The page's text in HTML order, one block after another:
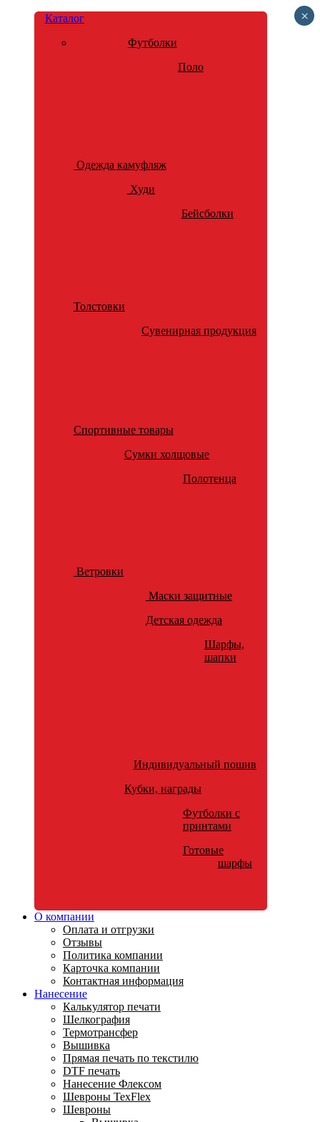
Каталог
Футболки
Поло
Одежда камуфляж
Худи
Бейсболки
Толстовки
Сувенирная продукция
Спортивные товары
Сумки холщовые
Полотенца
Ветровки
Маски защитные
Детская одежда
Шарфы,
шапки
Индивидуальный пошив
Кубки, награды
Футболки с
принтами
Готовые
шарфы
О компании
Оплата и отгрузки
Отзывы
Политика компании
Карточка компании
Контактная информация
Нанесение
Калькулятор печати
Шелкография
Термотрансфер
Вышивка
Прямая печать по текстилю
DTF печать
Нанесение Флексом
Шевроны TexFlex
Шевроны
×